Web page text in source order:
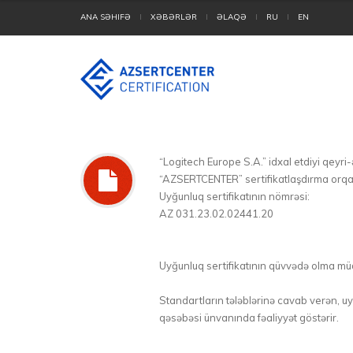
ANA SƏHIFƏ XƏBƏRLƏR ƏLAQƏ RU EN
“Logitech Europe S.A.” idxal etdiyi
“AZSERTCENTER” sertifikatlaşdırma
Uyğunluq sertifikatının nömrəsi:
AZ 031.23.02.02441.20
Uyğunluq sertifikatının qüvvədə olma
Standartların tələblərinə cavab verən,
qəsəbəsi ünvanında fəaliyyət göstərir.